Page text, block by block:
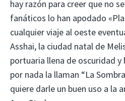
hay razón para creer que no
fanáticos lo han apodado
cualquier viaje al oeste
Asshai, la ciudad natal de
portuaria llena de oscuridad
por nada la llaman “La
quiere darle un buen uso a la